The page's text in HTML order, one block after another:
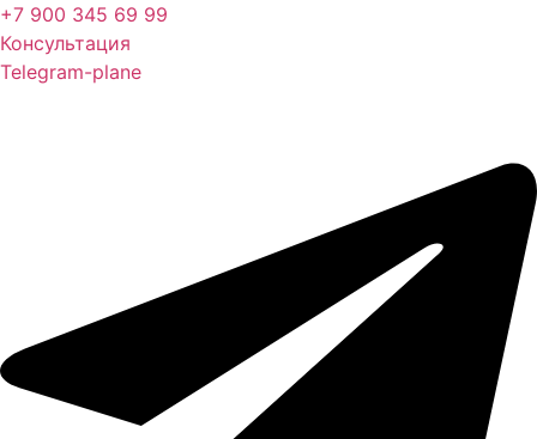
+7 900 345 69 99
Консультация
Telegram-plane